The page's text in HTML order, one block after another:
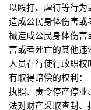
以殴打、虐待等行
造成公民身体伤害
械造成公民身体伤
害或者死亡的其他
人员在行使行政职
有取得赔偿的权利
执照、责令停产停
法对财产采取查封